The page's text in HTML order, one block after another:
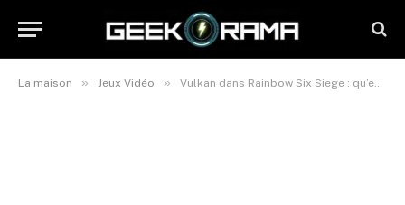
La maison » Jeux Vidéo » Vulkan dans Rainbow Six Siege : qu’est-ce que c’est et est-ce utile ?